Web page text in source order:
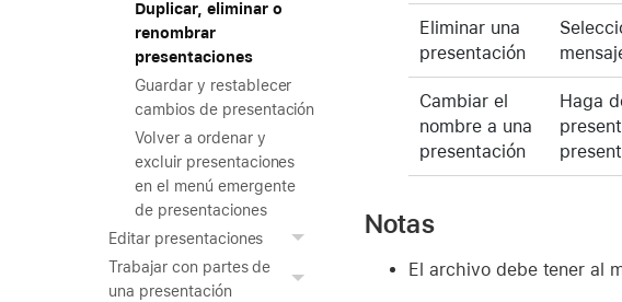
Duplicar, eliminar o
renombrar
presentaciones
Guardar y restablecer
cambios de presentación
Volver a ordenar y
excluir presentaciones
en el menú emergente
de presentaciones
Editar presentaciones
Trabajar con partes de
una presentación
Eliminar una
presentación
Cambiar el
nombre a una
presentación
Haga
Notas
El archivo debe tener al